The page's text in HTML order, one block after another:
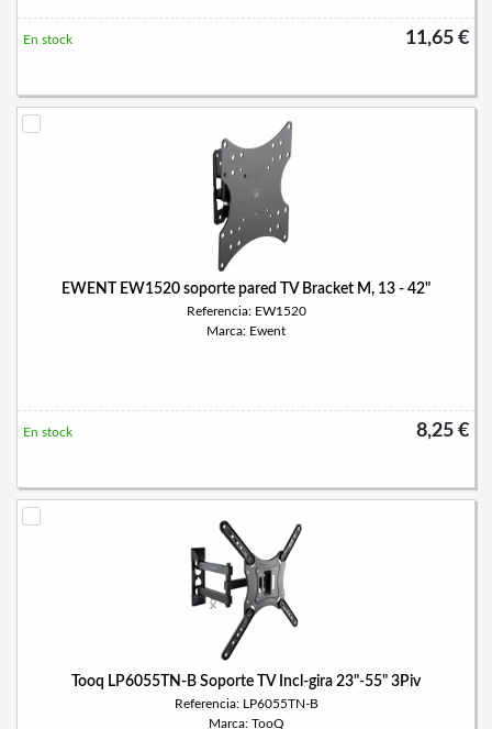
11,65 €
En stock
EWENT EW1520 soporte pared TV Bracket M, 13 - 42"
Referencia: EW1520
Marca: Ewent
8,25 €
En stock
Tooq LP6055TN-B Soporte TV Incl-gira 23"-55" 3Piv
Referencia: LP6055TN-B
Marca: TooQ